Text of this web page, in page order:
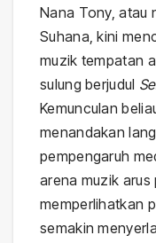
Nana Tony, atau
Suhana, kini
muzik tempatan
sulung berjudul
Kemunculan
menandakan
pempengaruh
arena muzik arus
memperlihatkan
semakin